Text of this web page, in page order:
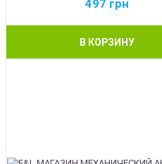
497 грн
В КОРЗИНУ